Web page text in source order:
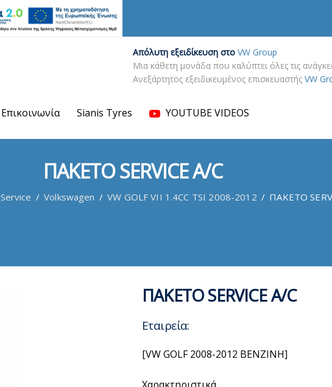
Απόλυτη εξειδίκευση στο VW Group
Μια κάθετη μονάδα που καλύπτει όλες τις
Ανεξάρτητος εξειδικευμένος επισκευαστής VW
Επικοινωνία Sianis Tyres YOUTUBE VIDEOS
ΠΑΚΕΤΟ SERVICE A/C
Service / Volkswagen / VW GOLF VII 1.4CC TSI 2008-2012 / ΠΑΚΕΤΟ
ΠΑΚΕΤΟ SERVICE A/C
Εταιρεία:
[VW GOLF 2008-2012 ΒΕΝΖΙΝΗ]